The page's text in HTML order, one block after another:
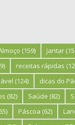
(159) Jantar
receitas rápidas
(124) dicas do
(82) Saúde (82)
Páscoa (62)